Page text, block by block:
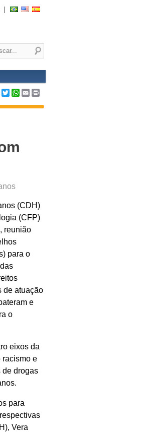
Facebook
TwitterWhatsApp
Email
(CDH)
(CFP)
reunião
para o
de atuação
e
o
eixos da
racismo e
de drogas
para
Vera